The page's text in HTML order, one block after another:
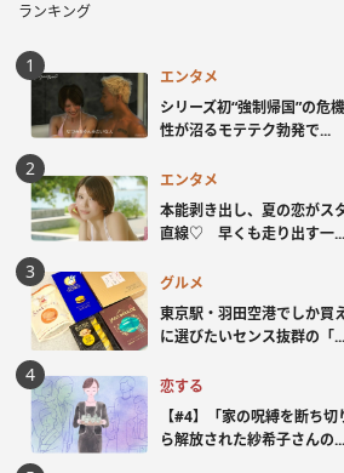
ランキング
エンタメ
シリーズ初“強制帰国”の
性が沼るモテテク勃発で...
エンタメ
本能剥き出し、夏の恋が
直線♡ 早くも走り出す一...
グルメ
東京駅・羽田空港でしか
に選びたいセンス抜群の「...
恋する
【#4】「家の呪縛を断ち
ら解放された紗希子さんの...